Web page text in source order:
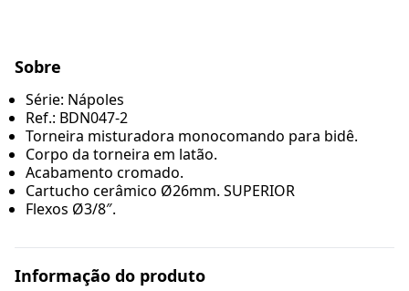
Sobre
Série: Nápoles
Ref.: BDN047-2
Torneira misturadora monocomando para bidê.
Corpo da torneira em latão.
Acabamento cromado.
Cartucho cerâmico Ø26mm. SUPERIOR
Flexos Ø3/8″.
Informação do produto